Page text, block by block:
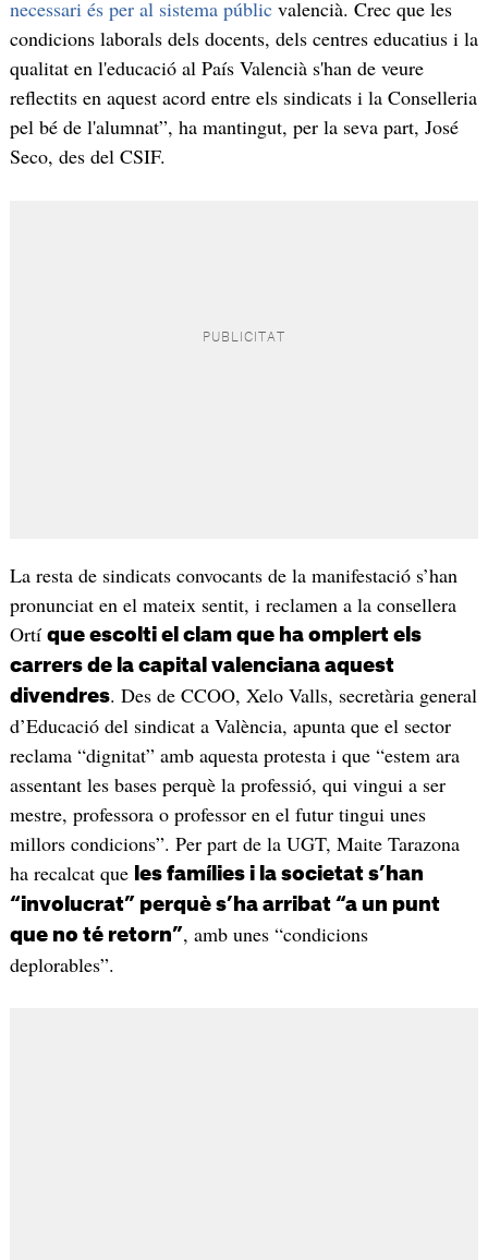
necessari és per al sistema públicvalencià. Crec que les
condicions laborals dels docents, dels centres educatius i la
qualitat en l'educació al País Valencià s'han de veure
reflectits en aquest acord entre els sindicats i la Conselleria
pel bé de l'alumnat”, ha mantingut, per la seva part, José
Seco, des del CSIF.
La resta de sindicats convocants de la manifestació s’han
pronunciat en el mateix sentit, i reclamen a la consellera
Ortí que escolti el clam que ha omplert els
carrers de la capital valenciana aquest
divendres. Des de CCOO, Xelo Valls, secretària general
d’Educació del sindicat a València, apunta que el sector
reclama “dignitat” amb aquesta protesta i que “estem ara
assentant les bases perquè la professió, qui vingui a ser
mestre, professora o professor en el futur tingui unes
millors condicions”. Per part de la UGT, Maite Tarazona
ha recalcat que les famílies i la societat s’han
“involucrat” perquè s’ha arribat “a un punt
que no té retorn”, amb unes “condicions
deplorables”.